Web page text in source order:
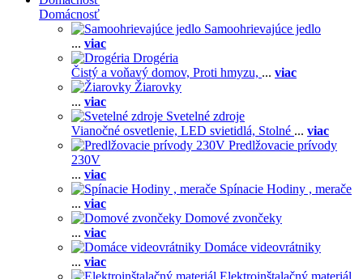
Domácnosť
Samoohrievajúce jedlo
... viac
Drogéria
Čistý a voňavý domov, Proti hmyzu, ... viac
Žiarovky
... viac
Svetelné zdroje
Vianočné osvetlenie, LED svietidlá, Stolné ... viac
Predlžovacie prívody
230V
... viac
Spínacie Hodiny , merače
... viac
Domové zvončeky
... viac
Domáce videovrátniky
... viac
Elektroinštalačný materiál